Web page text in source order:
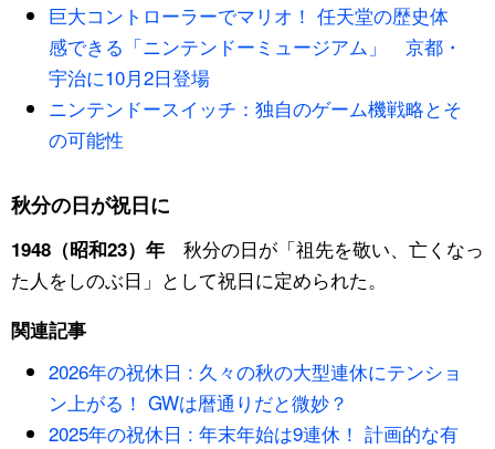
巨大コントローラーでマリオ！ 任天堂の歴史体
感できる「ニンテンドーミュージアム」 京都・
宇治に10月2日登場
ニンテンドースイッチ：独自のゲーム機戦略とそ
の可能性
秋分の日が祝日に
1948（昭和23）年秋分の日が「祖先を敬い、亡くなっ
た人をしのぶ日」として祝日に定められた。
関連記事
2026年の祝休日 : 久々の秋の大型連休にテンショ
ン上がる！ GWは暦通りだと微妙？
2025年の祝休日 : 年末年始は9連休！ 計画的な有